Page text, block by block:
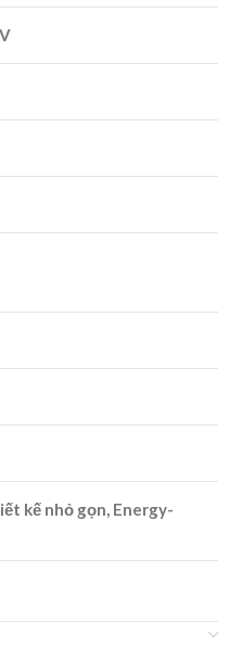
kế nhỏ gọn, Energy-